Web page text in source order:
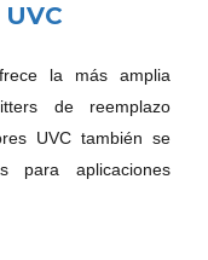
UVC
la más amplia
de reemplazo
UVC también se
para aplicaciones